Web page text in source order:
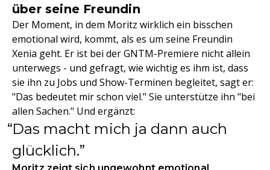
über seine Freundin
Der Moment, in dem Moritz wirklich ein bisschen
emotional wird, kommt, als es um seine Freundin
Xenia geht. Er ist bei der GNTM-Premiere nicht allein
unterwegs - und gefragt, wie wichtig es ihm ist, dass
sie ihn zu Jobs und Show-Terminen begleitet, sagt er:
"Das bedeutet mir schon viel." Sie unterstütze ihn "bei
allen Sachen." Und ergänzt:
Das macht mich ja dann auch
glücklich.